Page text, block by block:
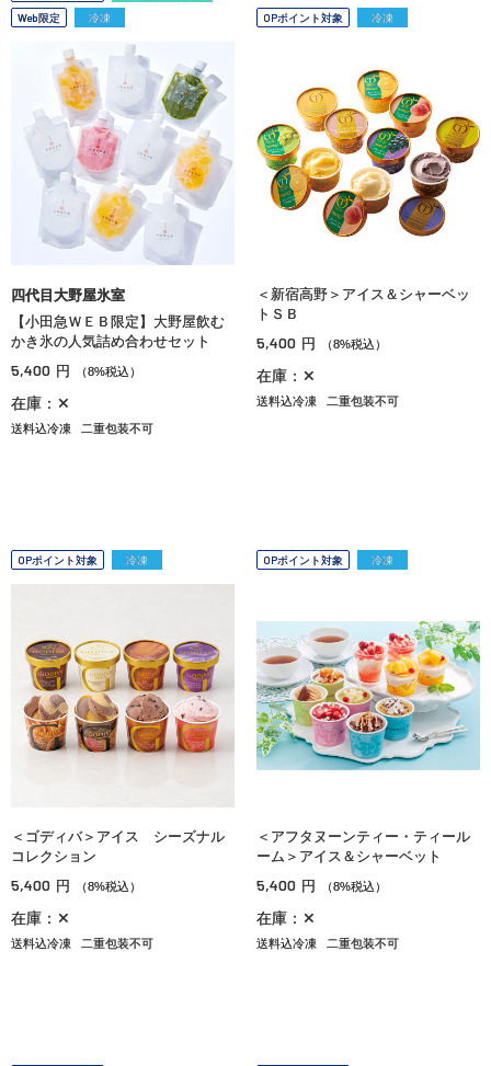
Web限定
冷凍
四代目大野屋氷室
【小田急ＷＥＢ限定】大野屋飲む
かき氷の人気詰め合わせセット
5,400 円 （8%税込）
在庫：✕
送料込冷凍 二重包装不可
OPポイント対象 冷凍
＜新宿高野＞アイス＆シャーベッ
トＳＢ
5,400 円 （8%税込）
在庫：✕
送料込冷凍 二重包装不可
OPポイント対象 冷凍
＜ゴディバ＞アイス シーズナル
コレクション
5,400 円 （8%税込）
在庫：✕
送料込冷凍 二重包装不可
OPポイント対象 冷凍
＜アフタヌーンティー・ティール
ーム＞アイス＆シャーベット
5,400 円 （8%税込）
在庫：✕
送料込冷凍 二重包装不可